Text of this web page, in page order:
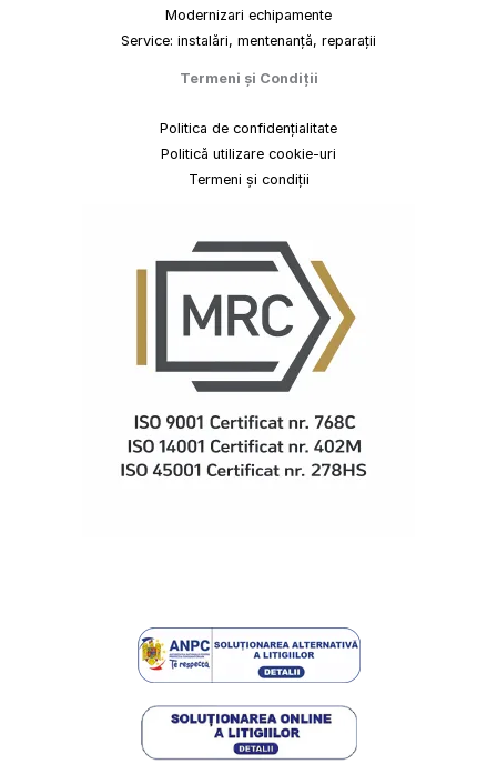
Modernizari echipamente
Service: instalări, mentenanță, reparații
Termeni și Condiții
Politica de confidențialitate
Politică utilizare cookie-uri
Termeni și condiții